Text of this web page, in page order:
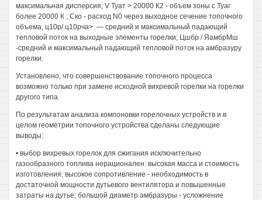
максимальная дисперсия; V Туат > 20000 К2 - объем зоны с Туаг
более 20000 К ; Ско - расход N0 через выходное сечение топочного
объема; ц10р/ ц10рча>. — средний и максимальный падающий
тепловой поток на выходные элементы горелки; Цшбр / ЯамбрМш
-средний и максимальный падающий тепловой поток на амбразуру
горелки.
Установлено, что совершенствование топочного процесса
возможно только при замене исходной вихревой горелки на горелки
другого типа.
По результатам анализа компоновки горелочных устройств и в
целом геометрии топочного устройства сделаны следующие
выводы:
• выбор вихревых горелок для сжигания исключительно
газообразного топлива нерационален: высокая масса и стоимость
изготовления; высокое сопротивление - необходимость в
достаточной мощности дутьевого вентилятора и повышенные
затраты на дутье; большой диаметр амбразуры - усложнение